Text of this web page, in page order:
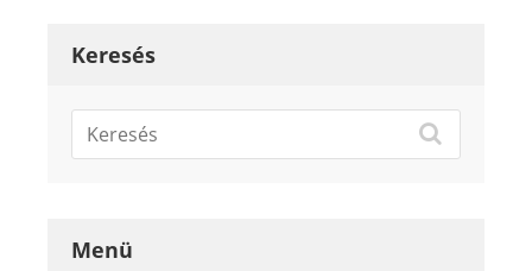
Keresés
Menü